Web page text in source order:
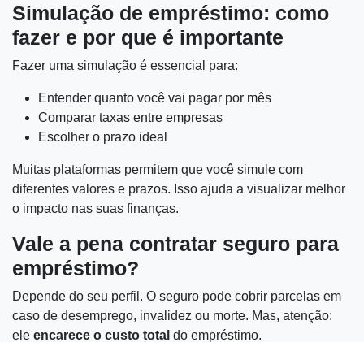
Simulação de empréstimo: como
fazer e por que é importante
Fazer uma simulação é essencial para:
Entender quanto você vai pagar por mês
Comparar taxas entre empresas
Escolher o prazo ideal
Muitas plataformas permitem que você simule com
diferentes valores e prazos. Isso ajuda a visualizar melhor
o impacto nas suas finanças.
Vale a pena contratar seguro para
empréstimo?
Depende do seu perfil. O seguro pode cobrir parcelas em
caso de desemprego, invalidez ou morte. Mas, atenção:
ele encarece o custo total do empréstimo.